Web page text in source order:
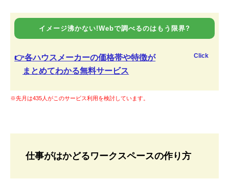
イメージ沸かない!Webで調べるのはもう限界?
👉各ハウスメーカーの価格帯や特徴が
まとめてわかる無料サービス
Click
※先月は435人がこのサービス利用を検討しています。
仕事がはかどるワークスペースの作り方